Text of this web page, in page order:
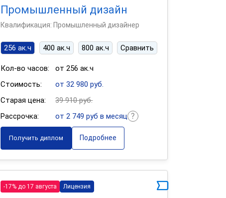
Промышленный дизайн
Квалификация: Промышленный дизайнер
256 ак.ч 400 ак.ч 800 ак.ч Сравнить
Кол-во часов:
от 256 ак.ч
Стоимость:
от 32 980 руб.
Старая цена:
39 910 руб.
Рассрочка:
от 2 749 руб в месяц
Получить диплом Подробнее
-17% до 17 августа Лицензия